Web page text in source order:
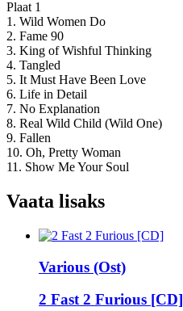
Plaat 1
1. Wild Women Do
2. Fame 90
3. King of Wishful Thinking
4. Tangled
5. It Must Have Been Love
6. Life in Detail
7. No Explanation
8. Real Wild Child (Wild One)
9. Fallen
10. Oh, Pretty Woman
11. Show Me Your Soul
Vaata lisaks
Various (Ost)
2 Fast 2 Furious [CD]